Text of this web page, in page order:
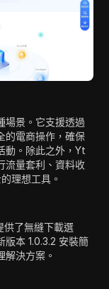
場景。它支援透過
的電商操作，確保
動。除此之外，Yt
流量套利、資料收
理想工具。
了無縫下載選
版本 1.0.3.2 安裝簡
決方案。